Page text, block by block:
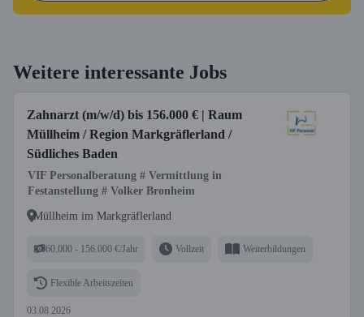
Weitere interessante Jobs
Zahnarzt (m/w/d) bis 156.000 € | Raum
Müllheim / Region Markgräflerland /
Südliches Baden
VIF Personalberatung # Vermittlung in
Festanstellung # Volker Bronheim
Müllheim im Markgräflerland
60.000 - 156.000 €/Jahr Vollzeit Weiterbildungen
Flexible Arbeitszeiten
03.08.2026